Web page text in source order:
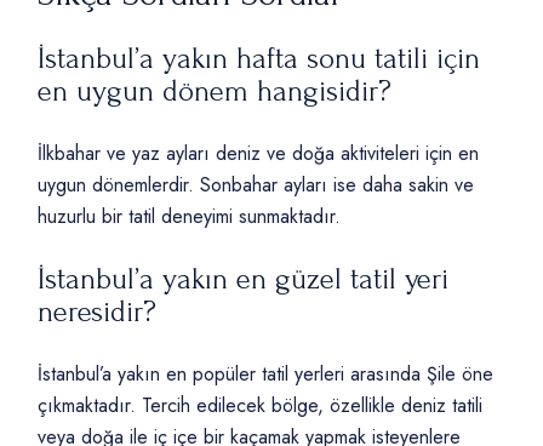
İstanbul’a yakın hafta sonu tatili için
en uygun dönem hangisidir?
İlkbahar ve yaz ayları deniz ve doğa aktiviteleri için en
uygun dönemlerdir. Sonbahar ayları ise daha sakin ve
huzurlu bir tatil deneyimi sunmaktadır.
İstanbul’a yakın en güzel tatil yeri
neresidir?
İstanbul’a yakın en popüler tatil yerleri arasında Şile öne
çıkmaktadır. Tercih edilecek bölge, özellikle deniz tatili
veya doğa ile iç içe bir kaçamak yapmak isteyenlere